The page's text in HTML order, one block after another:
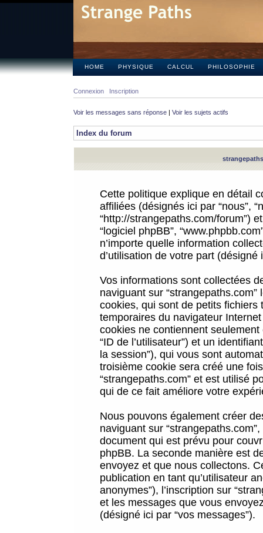
HOME PHYSIQUE CALCUL PHILOSOPHIE
Connexion Inscription
Voir les messages sans réponse | Voir les sujets actifs
Index du forum
Cette politique explique en détail
affiliées (désignés ici par “nous”,
“http://strangepaths.com/forum”)
“logiciel phpBB”,
n’importe quelle information
d’utilisation de votre part (désigné
Vos informations sont collectées
naviguant sur
cookies, qui sont de petits
temporaires du navigateur
cookies ne contiennent
“ID de l’utilisateur”) et un
la session”), qui vous sont
troisième cookie sera créé une
“strangepaths.com” et est utilisé
qui de ce fait améliore votre
Nous pouvons également créer
naviguant sur
document qui est prévu pour
phpBB. La seconde manière est
envoyez et que nous collectons.
publication en tant qu’utilisateur
anonymes”), l’inscription sur
et les messages que vous
(désigné ici par “vos messages”).